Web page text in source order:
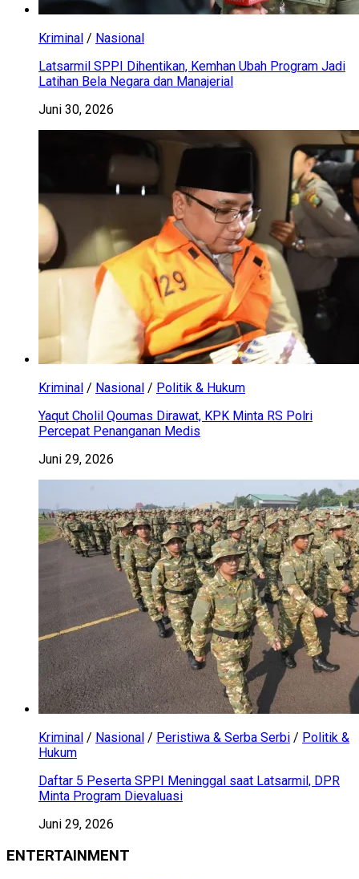
Kriminal / Nasional
Latsarmil SPPI Dihentikan, Kemhan Ubah Program Jadi
Latihan Bela Negara dan Manajerial
Juni 30, 2026
Kriminal / Nasional / Politik & Hukum
Yaqut Cholil Qoumas Dirawat, KPK Minta RS Polri
Percepat Penanganan Medis
Juni 29, 2026
Kriminal / Nasional / Peristiwa & Serba Serbi / Politik &
Hukum
Daftar 5 Peserta SPPI Meninggal saat Latsarmil, DPR
Minta Program Dievaluasi
Juni 29, 2026
ENTERTAINMENT